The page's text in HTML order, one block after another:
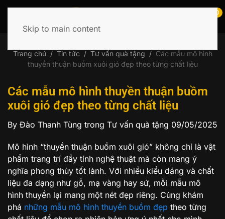
Skip to main content
Tìm
0
Trang chủ Tin tức Tư vấn quà tặng
Các mẫu mô hình
thuyền thuận buồm xuôi gió đẹp theo từng chất liệu
Các mẫu mô hình thuyền thuận buồm
xuôi gió đẹp theo từng chất liệu
By Đào Thanh Tùng trong Tư vấn quà tặng 09/05/2025
Mô hình “thuyền thuận buồm xuôi gió” không chỉ là vật
phẩm trang trí đầy tính nghệ thuật mà còn mang ý
nghĩa phong thủy tốt lành. Với nhiều kiểu dáng và chất
liệu đa dạng như gỗ, mạ vàng hay sứ, mỗi mẫu mô
hình thuyền lại mang một nét đẹp riêng. Cùng khám
phá những mẫu mô hình thuyền buồm đẹp theo từng